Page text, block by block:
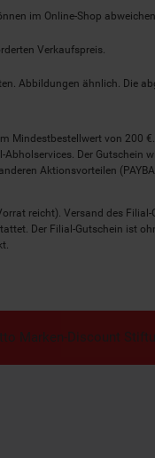
im Online-Shop abweichen.
Verkaufspreis.
Abbildungen ähnlich. Die
von 200
Der
Aktionsvorteilen
reicht). Versand des
Der Filial-Gutschein ist
Marken-Discount